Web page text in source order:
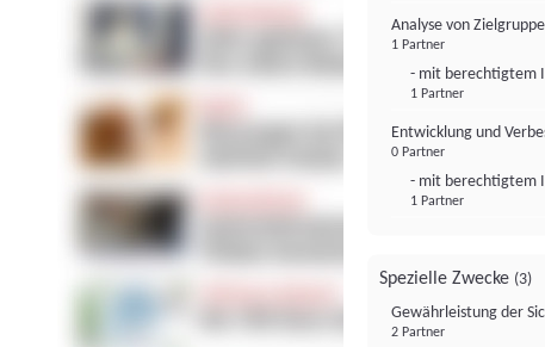
Analyse von
1 Partner
- mit berechtigtem
1 Partner
Entwicklung und
0 Partner
- mit berechtigtem
1 Partner
Spezielle Zwecke (3)
Gewährleistung der
2 Partner